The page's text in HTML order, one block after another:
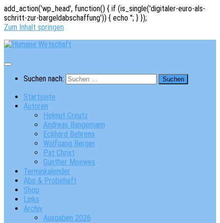
add_action('wp_head', function() { if (is_single('digitaler-euro-als-
schritt-zur-bargeldabschaffung')) { echo ''; } });
Zum Inhalt springen
Suchen nach:
Startseite
Autoren
Helmut Creutz
Andreas Bangemann
Eckhard Behrens
Wolfgang Berger
Pat Christ
Günther Moewes
Terminkalender
Abo & Probeheft
Shop
Links
Archiv
Ausgaben 2026